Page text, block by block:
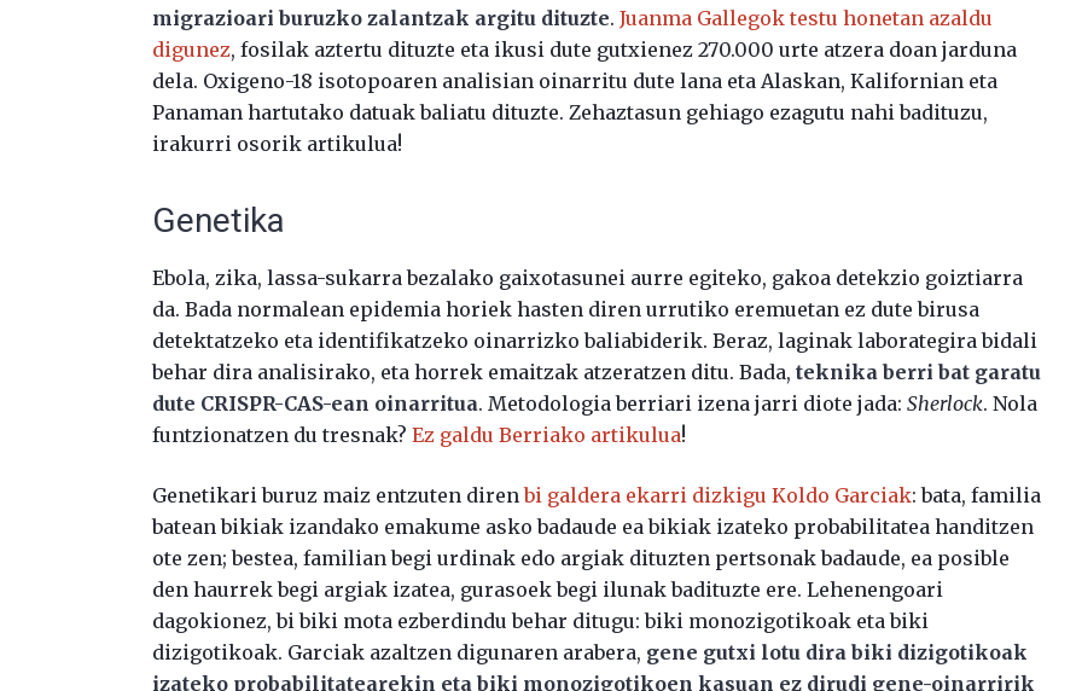
migrazioari buruzko zalantzak argitu dituzte.Juanma Gallegok testu honetan azaldu
digunez, fosilak aztertu dituzte eta ikusi dute gutxienez 270.000 urte atzera doan jarduna
dela. Oxigeno-18 isotopoaren analisian oinarritu dute lana eta Alaskan, Kalifornian eta
Panaman hartutako datuak baliatu dituzte. Zehaztasun gehiago ezagutu nahi badituzu,
irakurri osorik artikulua!
Genetika
Ebola, zika, lassa-sukarra bezalako gaixotasunei aurre egiteko, gakoa detekzio goiztiarra
da. Bada normalean epidemia horiek hasten diren urrutiko eremuetan ez dute birusa
detektatzeko eta identifikatzeko oinarrizko baliabiderik. Beraz, laginak laborategira bidali
behar dira analisirako, eta horrek emaitzak atzeratzen ditu. Bada, teknika berri bat garatu
dute CRISPR-CAS-ean oinarritua. Metodologia berriari izena jarri diote jada:Sherlock. Nola
funtzionatzen du tresnak?Ez galdu Berriako artikulua!
Genetikari buruz maiz entzuten direnbi galdera ekarri dizkigu Koldo Garciak: bata, familia
batean bikiak izandako emakume asko badaude ea bikiak izateko probabilitatea handitzen
ote zen; bestea, familian begi urdinak edo argiak dituzten pertsonak badaude, ea posible
den haurrek begi argiak izatea, gurasoek begi ilunak badituzte ere. Lehenengoari
dagokionez, bi biki mota ezberdindu behar ditugu: biki monozigotikoak eta biki
dizigotikoak. Garciak azaltzen digunaren arabera, gene gutxi lotu dira biki dizigotikoak
izateko probabilitatearekin eta biki monozigotikoen kasuan ez dirudi gene-oinarririk